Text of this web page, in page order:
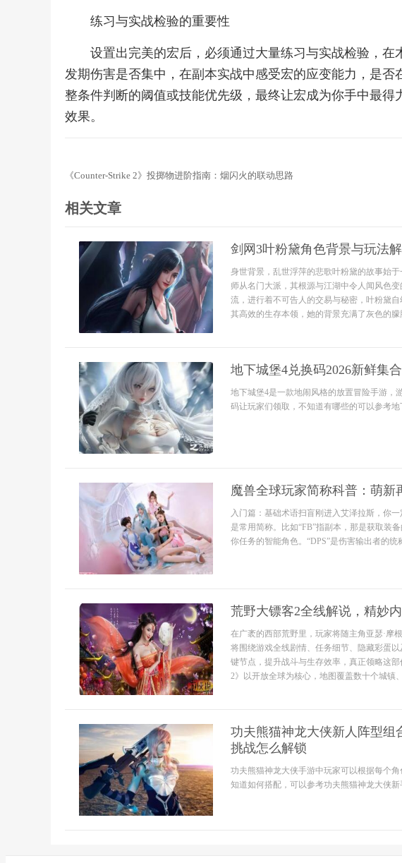
练习与实战检验的重要性
设置出完美的宏后，必须通过大量练习与实战检验，
发期伤害是否集中，在副本实战中感受宏的应变能力，是否
整条件判断的阈值或技能优先级，最终让宏成为你手中最
效果。
《Counter-Strike 2》投掷物进阶指南：烟闪火的联动思路
相关文章
剑网3叶粉黛角色背景与玩法
身世背景，乱世浮萍的悲歌叶粉黛的故事始
师从名门大派，其根源与江湖中令人闻风色
流，进行着不可告人的交易与秘密，叶粉黛
其高效的生存本领，她的背景充满了灰色的朦
地下城堡4兑换码2026新鲜集
地下城堡4是一款地闹风格的放置冒险手游，
码让玩家们领取，不知道有哪些的可以参考
魔兽全球玩家简称科普：萌新
入门篇：基础术语扫盲刚进入艾泽拉斯，你
是常用简称。比如“FB”指副本，那是获取装
你任务的智能角色。“DPS”是伤害输出者的统
荒野大镖客2全线解说，精妙
在广袤的西部荒野里，玩家将随主角亚瑟·摩
将围绕游戏全线剧情、任务细节、隐藏彩蛋
键节点，提升战斗与生存效率，真正领略这
2》以开放全球为核心，地图覆盖数十个城镇
功夫熊猫神龙大侠新人阵型组
挑战怎么解锁
功夫熊猫神龙大侠手游中玩家可以根据每个
知道如何搭配，可以参考功夫熊猫神龙大侠